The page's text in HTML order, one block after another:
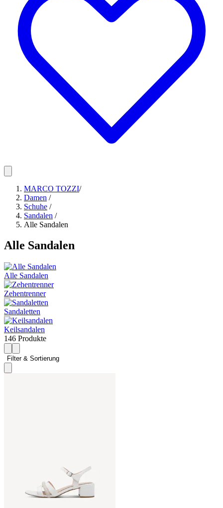
MARCO TOZZI/
Damen /
Schuhe /
Sandalen /
Alle Sandalen
Alle Sandalen
Alle Sandalen
Zehentrenner
Sandaletten
Keilsandalen
146 Produkte